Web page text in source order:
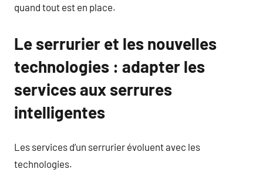
quand tout est en place.
Le serrurier et les nouvelles
technologies : adapter les
services aux serrures
intelligentes
Les services d’un serrurier évoluent avec les
technologies.